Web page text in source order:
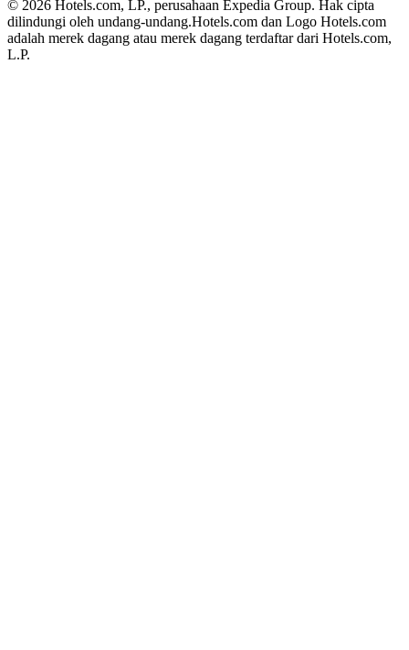
© 2026 Hotels.com, LP., perusahaan Expedia Group. Hak cipta
dilindungi oleh undang-undang.Hotels.com dan Logo Hotels.com
adalah merek dagang atau merek dagang terdaftar dari Hotels.com,
L.P.